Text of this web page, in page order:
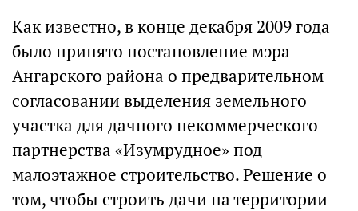
Как известно, в конце декабря 2009 года
было принято постановление мэра
Ангарского района о предварительном
согласовании выделения земельного
участка для дачного некоммерческого
партнерства «Изумрудное» под
малоэтажное строительство. Решение о
том, чтобы строить дачи на территории